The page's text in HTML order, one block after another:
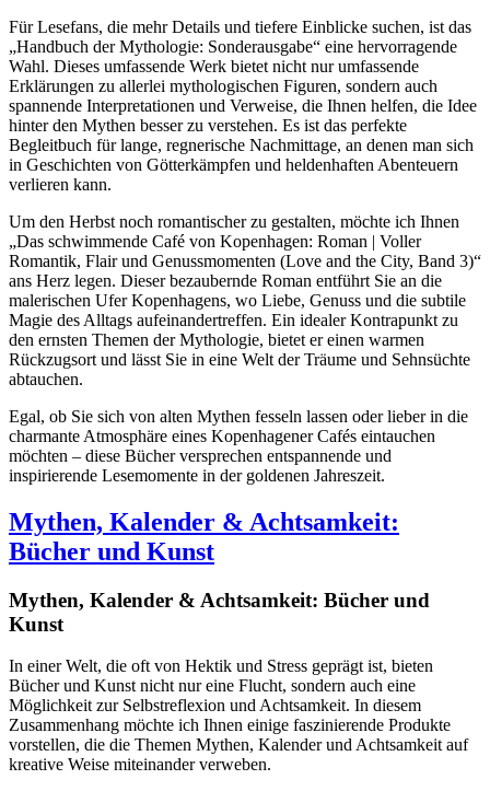
Für Lesefans, die mehr Details und tiefere Einblicke suchen, ist das
„Handbuch der Mythologie: Sonderausgabe“ eine hervorragende
Wahl. Dieses umfassende Werk bietet nicht nur umfassende
Erklärungen zu allerlei mythologischen Figuren, sondern auch
spannende Interpretationen und Verweise, die Ihnen helfen, die Idee
hinter den Mythen besser zu verstehen. Es ist das perfekte
Begleitbuch für lange, regnerische Nachmittage, an denen man sich
in Geschichten von Götterkämpfen und heldenhaften Abenteuern
verlieren kann.
Um den Herbst noch romantischer zu gestalten, möchte ich Ihnen
„Das schwimmende Café von Kopenhagen: Roman | Voller
Romantik, Flair und Genussmomenten (Love and the City, Band 3)“
ans Herz legen. Dieser bezaubernde Roman entführt Sie an die
malerischen Ufer Kopenhagens, wo Liebe, Genuss und die subtile
Magie des Alltags aufeinandertreffen. Ein idealer Kontrapunkt zu
den ernsten Themen der Mythologie, bietet er einen warmen
Rückzugsort und lässt Sie in eine Welt der Träume und Sehnsüchte
abtauchen.
Egal, ob Sie sich von alten Mythen fesseln lassen oder lieber in die
charmante Atmosphäre eines Kopenhagener Cafés eintauchen
möchten – diese Bücher versprechen entspannende und
inspirierende Lesemomente in der goldenen Jahreszeit.
Mythen, Kalender & Achtsamkeit:
Bücher und Kunst
Mythen, Kalender & Achtsamkeit: Bücher und
Kunst
In einer Welt, die oft von Hektik und Stress geprägt ist, bieten
Bücher und Kunst nicht nur eine Flucht, sondern auch eine
Möglichkeit zur Selbstreflexion und Achtsamkeit. In diesem
Zusammenhang möchte ich Ihnen einige faszinierende Produkte
vorstellen, die die Themen Mythen, Kalender und Achtsamkeit auf
kreative Weise miteinander verweben.